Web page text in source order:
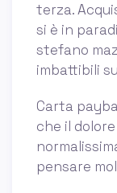
terza.
si è in
stefano
imbattibili
Carta
che il
pensare